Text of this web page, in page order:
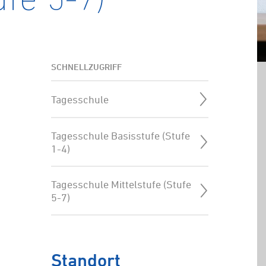
SCHNELLZUGRIFF
Tagesschule
Tagesschule Basisstufe (Stufe
1-4)
Tagesschule Mittelstufe (Stufe
5-7)
Standort